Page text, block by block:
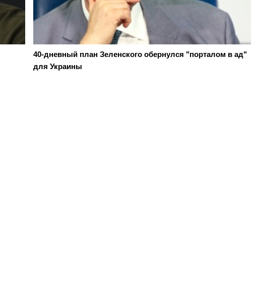
40-дневный план Зеленского обернулся "порталом в ад"
для Украины